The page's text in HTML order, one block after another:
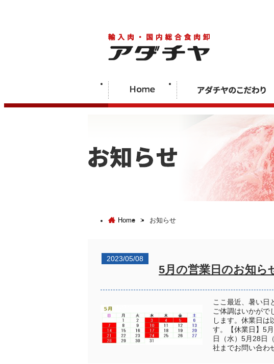
Home > お知らせ
2023/05/08
5月の営業日のお知ら
ここ最近、暑い日
ご体調はいかがで
します。休業日は
す。【休業日】5
日（水）5月28日
社までお問い合わ